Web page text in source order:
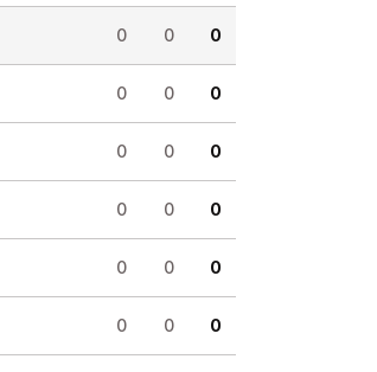
0 0 0
0 0 0
0 0 0
0 0 0
0 0 0
0 0 0